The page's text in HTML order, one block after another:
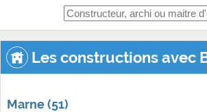
Les constructions avec
Marne (51)